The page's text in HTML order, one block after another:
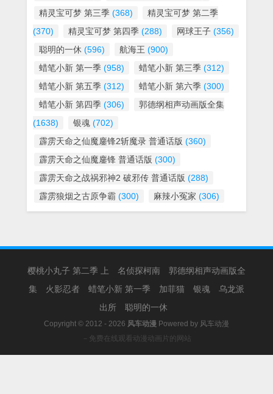
精灵宝可梦 第三季 (368)
精灵宝可梦 第二季
(370)
精灵宝可梦 第四季 (288) 网球王子 (356)
聪明的一休 (596) 航海王 (900)
蜡笔小新 第一季 (958) 蜡笔小新 第三季 (312)
蜡笔小新 第五季 (312) 蜡笔小新 第六季 (300)
蜡笔小新 第四季 (306)
郭德纲相声动画版全集
(1638)
银魂 (702)
霹雳天命之仙魔鏖锋2斩魔录 普通话版 (360)
霹雳天命之仙魔鏖锋 普通话版 (300)
霹雳天命之战祸邪神2 破邪传 普通话版 (288)
霹雳狼烟之古原争霸 (300) 麻辣小冤家 (306)
樱桃小丸子 第二季 上 名侦探柯南
郭德纲相声动画版全
集
火影忍者 蜡笔小新 第一季 加菲猫 银魂
乌龙派
出所
聪明的一休
Copyright © 2012 - 2026 风车动漫 Powered by 风车动漫
－免费在线观看动漫动画片的网站